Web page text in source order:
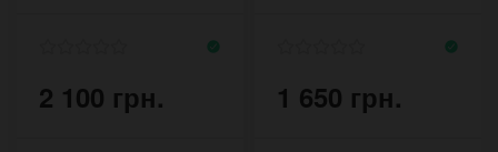
2 100 грн. 1 650 грн.